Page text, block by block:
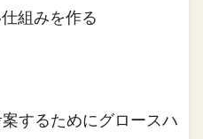
組みを作る
するためにグロースハ